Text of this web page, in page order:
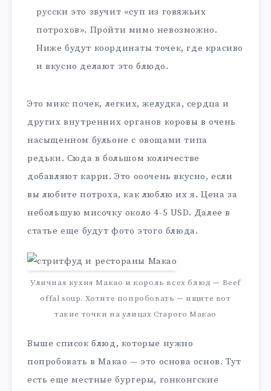
русски это звучит «суп из говяжьих
потрохов». Пройти мимо невозможно.
Ниже будут координаты точек, где красиво
и вкусно делают это блюдо.
Это микс почек, легких, желудка, сердца и
других внутренних органов коровы в очень
насыщенном бульоне с овощами типа
редьки. Сюда в большом количестве
добавляют карри. Это ооочень вкусно, если
вы любите потроха, как люблю их я. Цена за
небольшую мисочку около 4-5 USD. Далее в
статье еще будут фото этого блюда.
Уличная кухня Макао и король всех блюд — Beef
offal soup. Хотите попробовать — ищите вот
такие точки на улицах Старого Макао
Выше список блюд, которые нужно
попробовать в Макао — это основа основ. Тут
есть еще местные бургеры, гонконгские